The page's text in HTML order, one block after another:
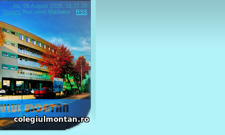
Joi, 06 August 2026, 16.27.38
"Guests" Bun venit Vizitator RSS